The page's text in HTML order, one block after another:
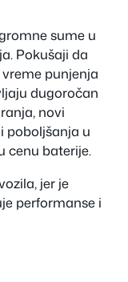
sume u
Pokušaji da
punjenja
dugoročan
novi
poboljšanja u
cenu baterije.
jer je
performanse i